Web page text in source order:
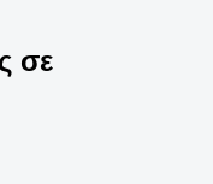
σε